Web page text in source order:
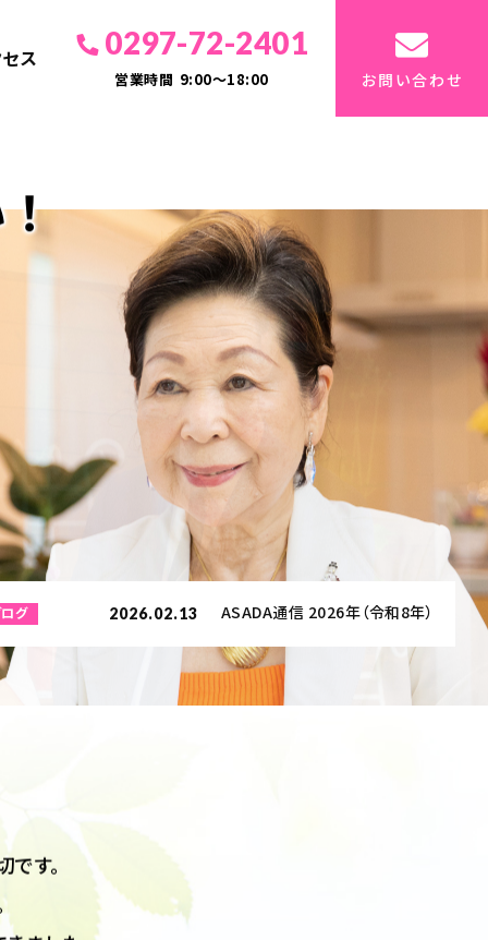
ス 0297-72-2401
営業時間 9:00～18:00 お問い合わせ
2026.02.13 ASADA通信 2026年（令和8年）
す。